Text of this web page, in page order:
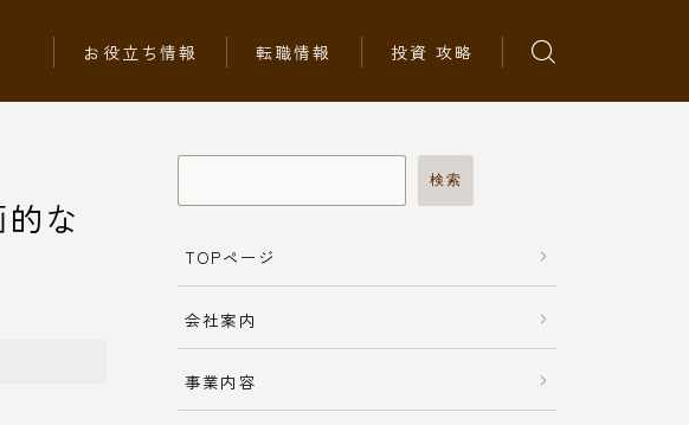
お役立ち情報 転職情報 投資 攻略
な
検索
TOPページ
会社案内
事業内容